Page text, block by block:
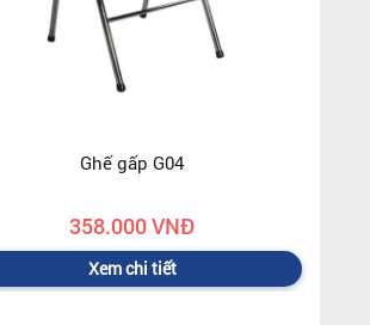
Ghế gấp G04
358.000 VNĐ
Xem chi tiết